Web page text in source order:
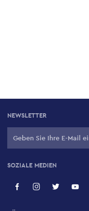
NEWSLETTER
SOZIALE MEDIEN